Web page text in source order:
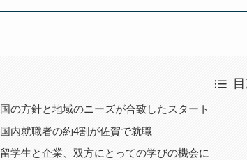
国の方針と地域のニーズが合致したスタート
国内就職者の約4割が佐賀で就職
留学生と企業、双方にとっての学びの機会に